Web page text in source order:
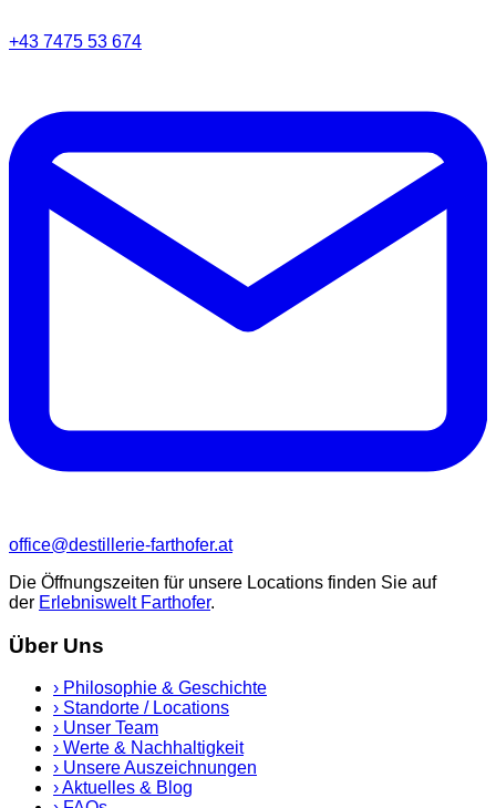
+43 7475 53 674
office@destillerie-farthofer.at
Die Öffnungszeiten für unsere Locations finden Sie auf
der Erlebniswelt Farthofer.
Über Uns
› Philosophie & Geschichte
› Standorte / Locations
› Unser Team
› Werte & Nachhaltigkeit
› Unsere Auszeichnungen
›Aktuelles & Blog